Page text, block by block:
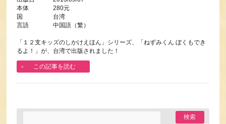
本体 280元
国 台湾
言語 中国語（繁）
「１２支キッズのしかけえほん」シリーズ、「ねずみくん ぼくもでき
るよ！」が、台湾で出版されました！
この記事を読む